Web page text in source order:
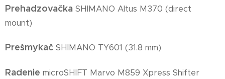
Prehadzovačka SHIMANO Altus M370 (direct
mount)
Prešmykač SHIMANO TY601 (31.8 mm)
Radenie microSHIFT Marvo M859 Xpress Shifter